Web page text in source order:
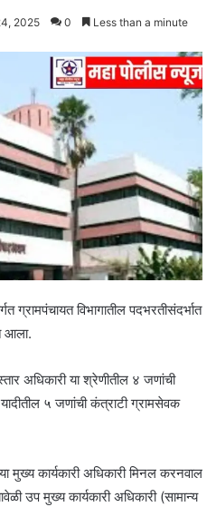
2025 0 Less than a minute
ग्रामपंचायत विभागातील पदभरतीसंदर्भात
आला.
अधिकारी या श्रेणीतील ४ जणांची
५ जणांची कंत्राटी ग्रामसेवक
मुख्य कार्यकारी अधिकारी मिनल करनवाल
उप मुख्य कार्यकारी अधिकारी (सामान्य